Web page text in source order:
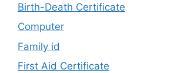
Birth-Death Certificate
Computer
Family id
First Aid Certificate